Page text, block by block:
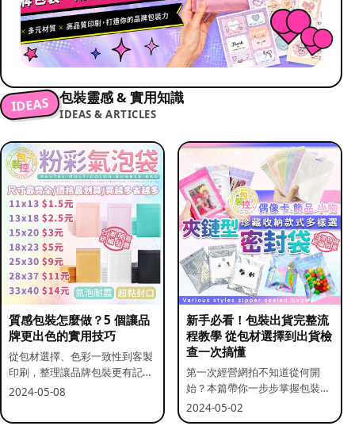
IDEAS 包裝靈感 & 實用知識
IDEAS & ARTICLES
質感包裝怎麼做？5 個讓品
牌更出色的實用技巧
從包材選擇、色彩一致性到客製
印刷，整理讓品牌包裝更有記憶
點的實用做法。
2024-05-08
新手必看！包裝出貨完整流
程教學 從包材選擇到出貨檢
查一次搞懂
第一次經營網拍不知道從何開
始？本篇帶你一步步掌握包裝流
程與出貨前檢查重點。
2024-05-02